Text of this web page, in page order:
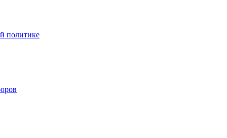
политике